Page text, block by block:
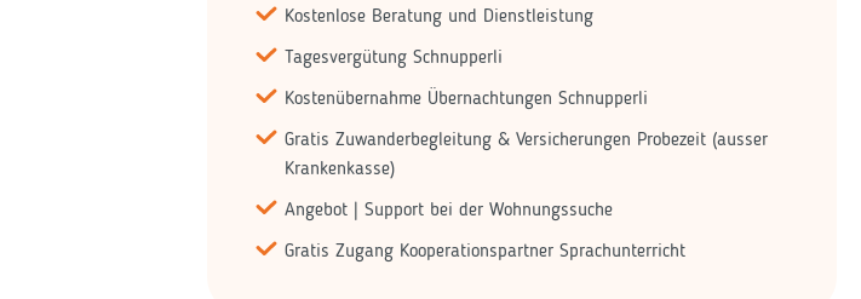
Kostenlose Beratung und Dienstleistung
Tagesvergütung Schnupperli
Kostenübernahme Übernachtungen Schnupperli
Gratis Zuwanderbegleitung & Versicherungen Probezeit (ausser
Krankenkasse)
Angebot | Support bei der Wohnungssuche
Gratis Zugang Kooperationspartner Sprachunterricht